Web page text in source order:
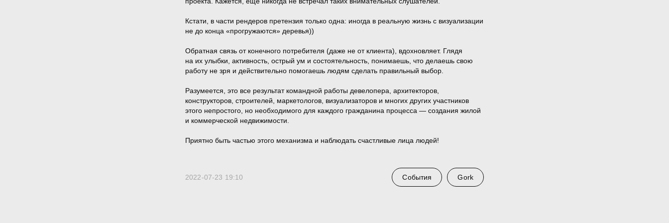
Кстати, в части рендеров претензия только одна: иногда в реальную жизнь с визуализации
не до конца «прогружаются» деревья))
Обратная связь от конечного потребителя (даже не от клиента), вдохновляет. Глядя
на их улыбки, активность, острый ум и состоятельность, понимаешь, что делаешь свою
работу не зря и действительно помогаешь людям сделать правильный выбор.
Разумеется, это все результат командной работы девелопера, архитекторов,
конструкторов, строителей, маркетологов, визуализаторов и многих других участников
этого непростого, но необходимого для каждого гражданина процесса — создания жилой
и коммерческой недвижимости.
Приятно быть частью этого механизма и наблюдать счастливые лица людей!
2022-07-23 19:10 События Gork
Телеграм Студия